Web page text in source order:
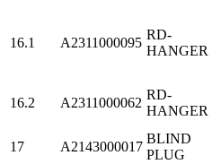
16.1 A2311000095
RD-
HANGER
16.2 A2311000062
RD-
HANGER
17 A2143000017
BLIND
PLUG